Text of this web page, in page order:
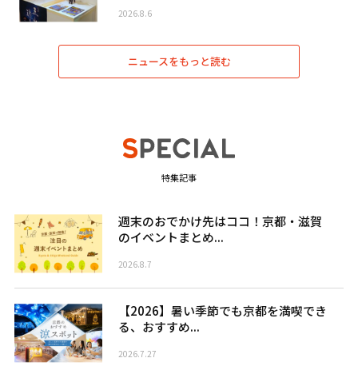
2026.8.6
ニュースをもっと読む
特集記事
週末のおでかけ先はココ！京都・滋賀
のイベントまとめ...
2026.8.7
【2026】暑い季節でも京都を満喫でき
る、おすすめ...
2026.7.27